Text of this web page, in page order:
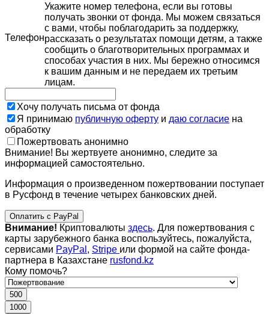
Телефон
Укажите номер телефона, если вы готовы
получать звонки от фонда. Мы можем связаться
с вами, чтобы поблагодарить за поддержку,
рассказать о результатах помощи детям, а также
сообщить о благотворительных программах и
способах участия в них. Мы бережно относимся
к вашим данным и не передаем их третьим
лицам.
Хочу получать письма от фонда
Я принимаю публичную оферту и даю согласие на
обработку
Пожертвовать анонимно
Внимание! Вы жертвуете анонимно, следите за
информацией самостоятельно.
Информация о произведенном пожертвовании поступает
в Русфонд в течение четырех банковских дней.
Оплатить с PayPal
Внимание! Криптовалюты здесь. Для пожертвования с
карты зарубежного банка воспользуйтесь, пожалуйста,
сервисами PayPal , Stripe или формой на сайте фонда-
партнера в Казахстане rusfond.kz
Кому помочь?
500
1000